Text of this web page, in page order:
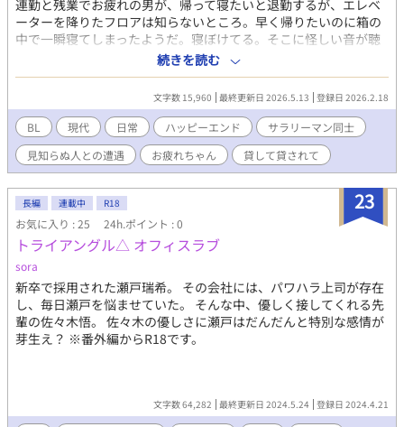
連勤と残業でお疲れの男が、帰って寝たいと退勤するが、エレベ
ーターを降りたフロアは知らないところ。早く帰りたいのに箱の
中で一瞬寝てしまったようだ。寝ぼけてる。そこに怪しい音が聴
こえてきて…。 これはホラーではありません。エロです！ R18で
す。 単発プレイの短編。いつもの思いつきでございます(￣▽￣;)
ゆる〜く楽しんでくださると嬉しいです。 後方にご注意でよろし
くお願いします。 追記： 連載する事にしました。 とは言え、突発
でやり捨て系ぽいエロが書きたくなったらですが(￣▽￣;) 『連載
中』になったら「作業中」って事で(^◇^;)あはは…
続きを読む
文字数 15,960 最終更新日 2026.5.13 登録日 2026.2.18
BL 現代 日常 ハッピーエンド
サラリーマン同士
見知らぬ人との遭遇
お疲れちゃん 貸して貸されて
23
長編 連載中 R18
お気に入り : 25 24h.ポイント : 0
トライアングル△ オフィスラブ
sora
新卒で採用された瀬戸瑞希。 その会社には、パワハラ上司が存在
し、毎日瀬戸を悩ませていた。 そんな中、優しく接してくれる先
輩の佐々木悟。 佐々木の優しさに瀬戸はだんだんと特別な感情が
芽生え？ ※番外編からR18です。
文字数 64,282 最終更新日 2024.5.24 登録日 2024.4.21